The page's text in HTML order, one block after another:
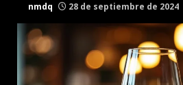
nmdq 28 de septiembre de 2024